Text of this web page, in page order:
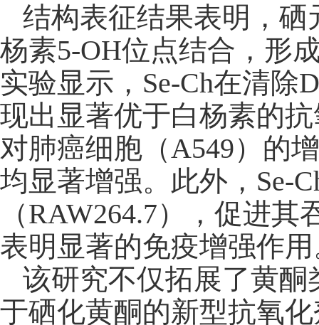
结构表征结果表明，硒
杨素5-OH位点结合，形
实验显示， Se-Ch在清除
现出显著优于白杨素的
对肺癌细胞（A549）的
均显著增强。此外， Se-
（RAW264.7），促进其
表明显著的免疫增强作
该研究不仅拓展了黄
于硒化黄酮的新型抗氧